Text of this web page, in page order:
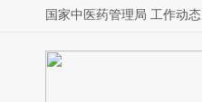
国家中医药管理局 工作动态